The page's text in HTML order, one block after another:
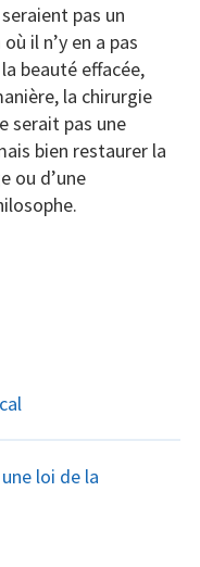
pas un
il n’y en a pas
beauté effacée,
la chirurgie
serait pas une
bien restaurer la
ou d’une
loi de la